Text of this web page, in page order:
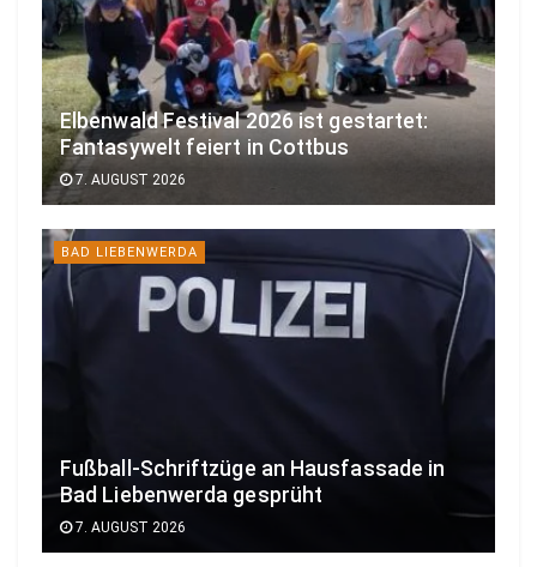
Elbenwald Festival 2026 ist gestartet:
Fantasywelt feiert in Cottbus
7. AUGUST 2026
BAD LIEBENWERDA
Fußball-Schriftzüge an Hausfassade in
Bad Liebenwerda gesprüht
7. AUGUST 2026